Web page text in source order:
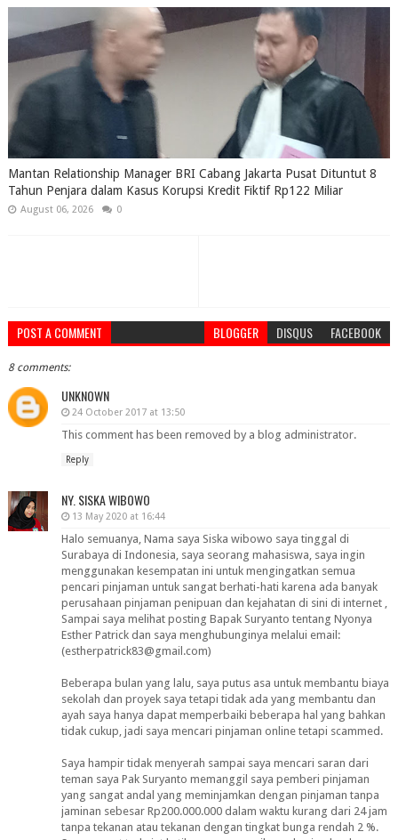
Mantan Relationship Manager BRI Cabang Jakarta Pusat Dituntut 8
Tahun Penjara dalam Kasus Korupsi Kredit Fiktif Rp122 Miliar
August 06, 2026 0
POST A COMMENT BLOGGER DISQUS FACEBOOK
8 comments:
UNKNOWN
24 October 2017 at 13:50
This comment has been removed by a blog administrator.
Reply
NY. SISKA WIBOWO
13 May 2020 at 16:44
Halo semuanya, Nama saya Siska wibowo saya tinggal di
Surabaya di Indonesia, saya seorang mahasiswa, saya ingin
menggunakan kesempatan ini untuk mengingatkan semua
pencari pinjaman untuk sangat berhati-hati karena ada banyak
perusahaan pinjaman penipuan dan kejahatan di sini di internet ,
Sampai saya melihat posting Bapak Suryanto tentang Nyonya
Esther Patrick dan saya menghubunginya melalui email:
(estherpatrick83@gmail.com)
Beberapa bulan yang lalu, saya putus asa untuk membantu biaya
sekolah dan proyek saya tetapi tidak ada yang membantu dan
ayah saya hanya dapat memperbaiki beberapa hal yang bahkan
tidak cukup, jadi saya mencari pinjaman online tetapi scammed.
Saya hampir tidak menyerah sampai saya mencari saran dari
teman saya Pak Suryanto memanggil saya pemberi pinjaman
yang sangat andal yang meminjamkan dengan pinjaman tanpa
jaminan sebesar Rp200.000.000 dalam waktu kurang dari 24 jam
tanpa tekanan atau tekanan dengan tingkat bunga rendah 2 %.